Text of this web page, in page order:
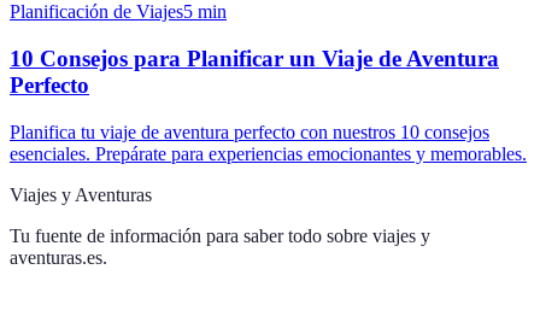
Planificación de Viajes5 min
10 Consejos para Planificar un Viaje de Aventura
Perfecto
Planifica tu viaje de aventura perfecto con nuestros 10 consejos
esenciales. Prepárate para experiencias emocionantes y memorables.
Viajes y Aventuras
Tu fuente de información para saber todo sobre viajes y
aventuras.es.